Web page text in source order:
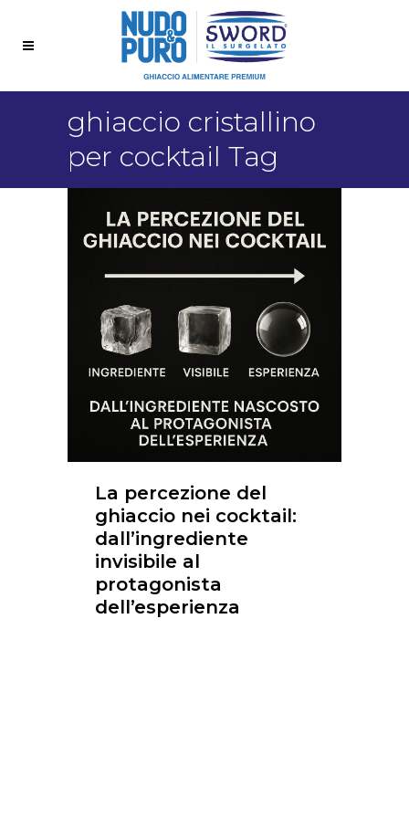
ghiaccio cristallino
per cocktail Tag
La percezione del
ghiaccio nei cocktail:
dall’ingrediente
invisibile al
protagonista
dell’esperienza